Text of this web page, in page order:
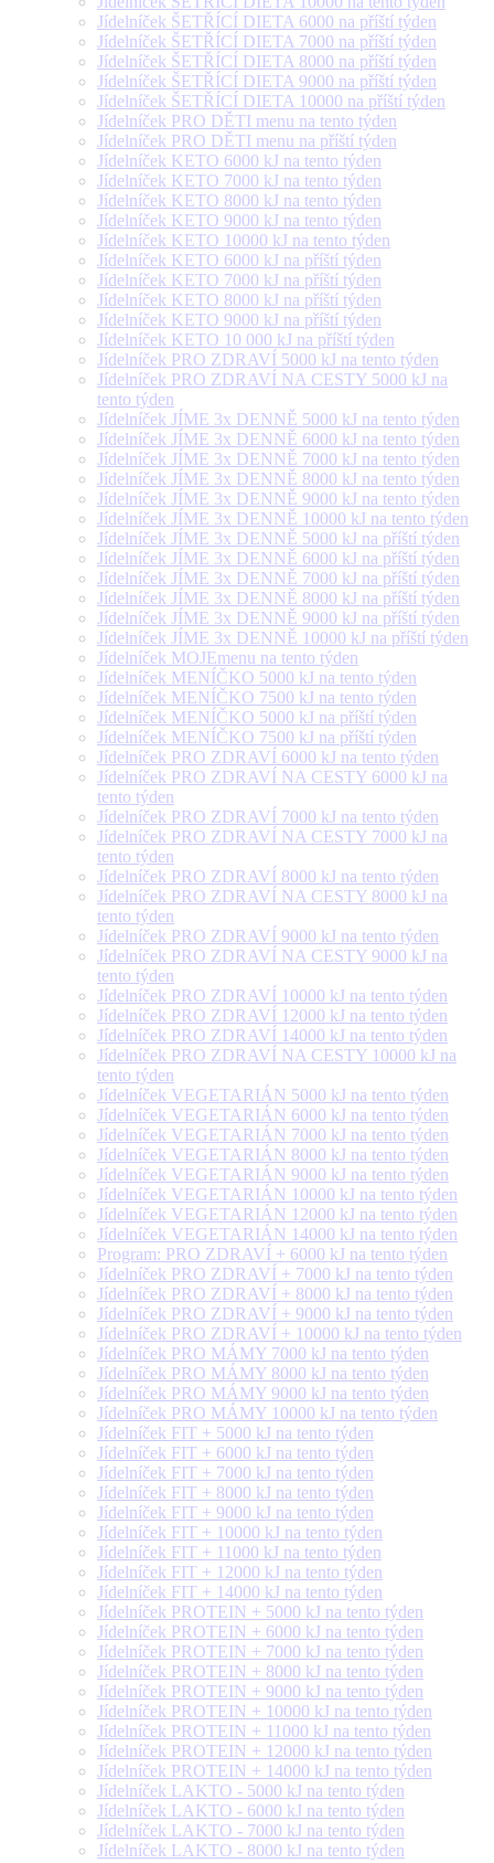
Jídelníček ŠETŘÍCÍ DIETA 6000 na příští týden
Jídelníček ŠETŘÍCÍ DIETA 7000 na příští týden
Jídelníček ŠETŘÍCÍ DIETA 8000 na příští týden
Jídelníček ŠETŘÍCÍ DIETA 9000 na příští týden
Jídelníček ŠETŘÍCÍ DIETA 10000 na příští týden
Jídelníček PRO DĚTI menu na tento týden
Jídelníček PRO DĚTI menu na příští týden
Jídelníček KETO 6000 kJ na tento týden
Jídelníček KETO 7000 kJ na tento týden
Jídelníček KETO 8000 kJ na tento týden
Jídelníček KETO 9000 kJ na tento týden
Jídelníček KETO 10000 kJ na tento týden
Jídelníček KETO 6000 kJ na příští týden
Jídelníček KETO 7000 kJ na příští týden
Jídelníček KETO 8000 kJ na příští týden
Jídelníček KETO 9000 kJ na příští týden
Jídelníček KETO 10 000 kJ na příští týden
Jídelníček PRO ZDRAVÍ 5000 kJ na tento týden
Jídelníček PRO ZDRAVÍ NA CESTY 5000 kJ na
tento týden
Jídelníček JÍME 3x DENNĚ 5000 kJ na tento týden
Jídelníček JÍME 3x DENNĚ 6000 kJ na tento týden
Jídelníček JÍME 3x DENNĚ 7000 kJ na tento týden
Jídelníček JÍME 3x DENNĚ 8000 kJ na tento týden
Jídelníček JÍME 3x DENNĚ 9000 kJ na tento týden
Jídelníček JÍME 3x DENNĚ 10000 kJ na tento týden
Jídelníček JÍME 3x DENNĚ 5000 kJ na příští týden
Jídelníček JÍME 3x DENNĚ 6000 kJ na příští týden
Jídelníček JÍME 3x DENNĚ 7000 kJ na příští týden
Jídelníček JÍME 3x DENNĚ 8000 kJ na příští týden
Jídelníček JÍME 3x DENNĚ 9000 kJ na příští týden
Jídelníček JÍME 3x DENNĚ 10000 kJ na příští týden
Jídelníček MOJEmenu na tento týden
Jídelníček MENÍČKO 5000 kJ na tento týden
Jídelníček MENÍČKO 7500 kJ na tento týden
Jídelníček MENÍČKO 5000 kJ na příští týden
Jídelníček MENÍČKO 7500 kJ na příští týden
Jídelníček PRO ZDRAVÍ 6000 kJ na tento týden
Jídelníček PRO ZDRAVÍ NA CESTY 6000 kJ na
tento týden
Jídelníček PRO ZDRAVÍ 7000 kJ na tento týden
Jídelníček PRO ZDRAVÍ NA CESTY 7000 kJ na
tento týden
Jídelníček PRO ZDRAVÍ 8000 kJ na tento týden
Jídelníček PRO ZDRAVÍ NA CESTY 8000 kJ na
tento týden
Jídelníček PRO ZDRAVÍ 9000 kJ na tento týden
Jídelníček PRO ZDRAVÍ NA CESTY 9000 kJ na
tento týden
Jídelníček PRO ZDRAVÍ 10000 kJ na tento týden
Jídelníček PRO ZDRAVÍ 12000 kJ na tento týden
Jídelníček PRO ZDRAVÍ 14000 kJ na tento týden
Jídelníček PRO ZDRAVÍ NA CESTY 10000 kJ na
tento týden
Jídelníček VEGETARIÁN 5000 kJ na tento týden
Jídelníček VEGETARIÁN 6000 kJ na tento týden
Jídelníček VEGETARIÁN 7000 kJ na tento týden
Jídelníček VEGETARIÁN 8000 kJ na tento týden
Jídelníček VEGETARIÁN 9000 kJ na tento týden
Jídelníček VEGETARIÁN 10000 kJ na tento týden
Jídelníček VEGETARIÁN 12000 kJ na tento týden
Jídelníček VEGETARIÁN 14000 kJ na tento týden
Program: PRO ZDRAVÍ + 6000 kJ na tento týden
Jídelníček PRO ZDRAVÍ + 7000 kJ na tento týden
Jídelníček PRO ZDRAVÍ + 8000 kJ na tento týden
Jídelníček PRO ZDRAVÍ + 9000 kJ na tento týden
Jídelníček PRO ZDRAVÍ + 10000 kJ na tento týden
Jídelníček PRO MÁMY 7000 kJ na tento týden
Jídelníček PRO MÁMY 8000 kJ na tento týden
Jídelníček PRO MÁMY 9000 kJ na tento týden
Jídelníček PRO MÁMY 10000 kJ na tento týden
Jídelníček FIT + 5000 kJ na tento týden
Jídelníček FIT + 6000 kJ na tento týden
Jídelníček FIT + 7000 kJ na tento týden
Jídelníček FIT + 8000 kJ na tento týden
Jídelníček FIT + 9000 kJ na tento týden
Jídelníček FIT + 10000 kJ na tento týden
Jídelníček FIT + 11000 kJ na tento týden
Jídelníček FIT + 12000 kJ na tento týden
Jídelníček FIT + 14000 kJ na tento týden
Jídelníček PROTEIN + 5000 kJ na tento týden
Jídelníček PROTEIN + 6000 kJ na tento týden
Jídelníček PROTEIN + 7000 kJ na tento týden
Jídelníček PROTEIN + 8000 kJ na tento týden
Jídelníček PROTEIN + 9000 kJ na tento týden
Jídelníček PROTEIN + 10000 kJ na tento týden
Jídelníček PROTEIN + 11000 kJ na tento týden
Jídelníček PROTEIN + 12000 kJ na tento týden
Jídelníček PROTEIN + 14000 kJ na tento týden
Jídelníček LAKTO - 5000 kJ na tento týden
Jídelníček LAKTO - 6000 kJ na tento týden
Jídelníček LAKTO - 7000 kJ na tento týden
Jídelníček LAKTO - 8000 kJ na tento týden